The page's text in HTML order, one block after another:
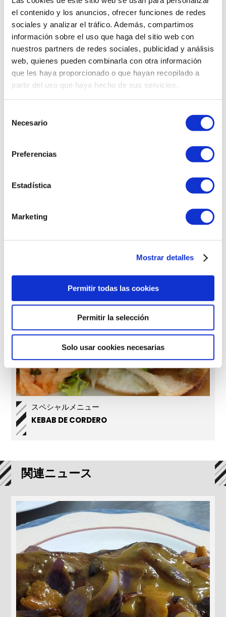
el contenido y los anuncios, ofrecer funciones de redes
sociales y analizar el tráfico. Además, compartimos
información sobre el uso que haga del sitio web con
nuestros partners de redes sociales, publicidad y análisis
web, quienes pueden combinarla con otra información
que les haya proporcionado o que hayan recopilado a
partir del uso que haya hecho de sus servicios.
Necesario
Preferencias
Estadística
Marketing
Mostrar detalles
Permitir todas las cookies
Permitir la selección
Solo usar cookies necesarias
メインディッシュ
PALETILLA DE CORDERO LECHAL CON
BONIATOS
“TORERAS” DE LECHAZO
スペシャルメニュー
KEBAB DE CORDERO
関連ニュース